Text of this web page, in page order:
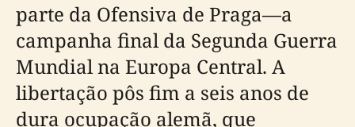
parte da Ofensiva de Praga—a
campanha final da Segunda Guerra
Mundial na Europa Central. A
libertação pôs fim a seis anos de
dura ocupação alemã, que